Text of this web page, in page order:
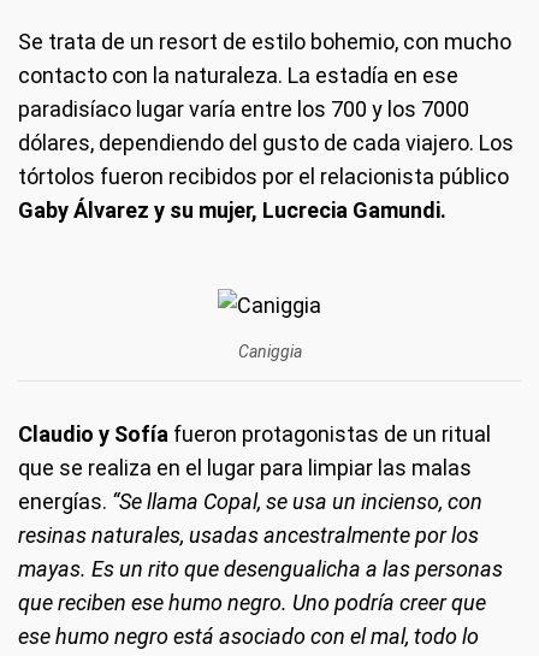
Se trata de un resort de estilo bohemio, con mucho
contacto con la naturaleza. La estadía en ese
paradisíaco lugar varía entre los 700 y los 7000
dólares, dependiendo del gusto de cada viajero. Los
tórtolos fueron recibidos por el relacionista público
Gaby Álvarez y su mujer, Lucrecia Gamundi.
Caniggia
Claudio y Sofía fueron protagonistas de un ritual
que se realiza en el lugar para limpiar las malas
energías. “Se llama Copal, se usa un incienso, con
resinas naturales, usadas ancestralmente por los
mayas. Es un rito que desengualicha a las personas
que reciben ese humo negro. Uno podría creer que
ese humo negro está asociado con el mal, todo lo